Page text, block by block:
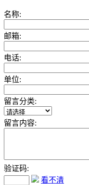
名称:
邮箱:
电话:
单位:
留言分类:
留言内容:
验证码:
看不清